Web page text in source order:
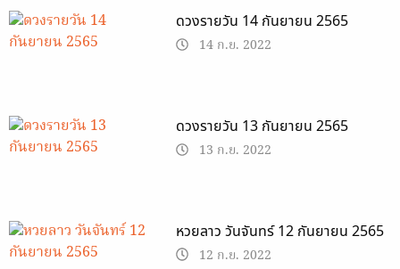
ดวงรายวัน 14 กันยายน 2565
14 ก.ย. 2022
ดวงรายวัน 13 กันยายน 2565
13 ก.ย. 2022
หวยลาว วันจันทร์ 12 กันยายน 2565
12 ก.ย. 2022